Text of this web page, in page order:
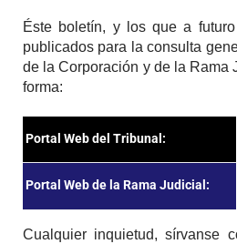
Éste boletín, y los que a
publicados para la consulta
de la Corporación y de la Rama
forma:
Portal Web del Tribunal:
Portal Web de la Rama Judicial:
Cualquier inquietud, sírvanse